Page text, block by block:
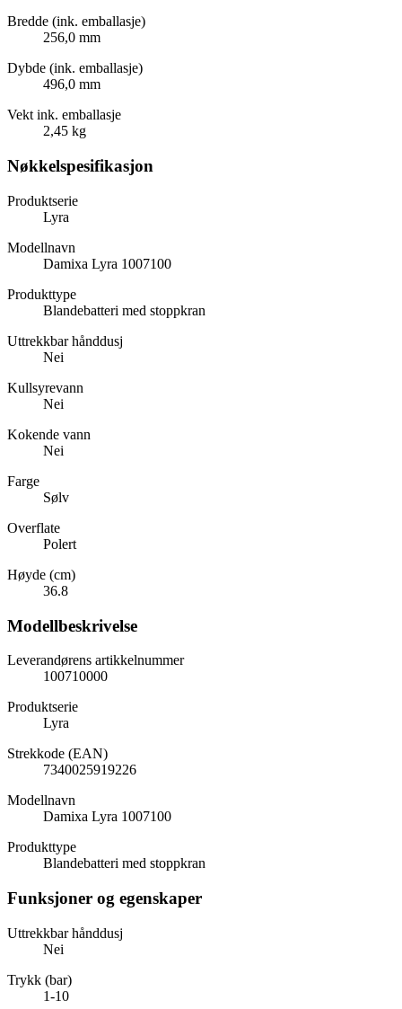
Bredde (ink. emballasje)
256,0 mm
Dybde (ink. emballasje)
496,0 mm
Vekt ink. emballasje
2,45 kg
Nøkkelspesifikasjon
Produktserie
Lyra
Modellnavn
Damixa Lyra 1007100
Produkttype
Blandebatteri med stoppkran
Uttrekkbar hånddusj
Nei
Kullsyrevann
Nei
Kokende vann
Nei
Farge
Sølv
Overflate
Polert
Høyde (cm)
36.8
Modellbeskrivelse
Leverandørens artikkelnummer
100710000
Produktserie
Lyra
Strekkode (EAN)
7340025919226
Modellnavn
Damixa Lyra 1007100
Produkttype
Blandebatteri med stoppkran
Funksjoner og egenskaper
Uttrekkbar hånddusj
Nei
Trykk (bar)
1-10